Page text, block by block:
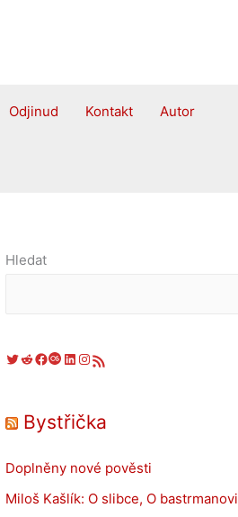
Odjinud Kontakt Autor
Hledat
Twitter Reddit Facebook Last.fm LinkedIn Instagram RSS zdroj
Bystřička
Doplněny nové pověsti
Miloš Kašlík: O slibce, O bastrmanovi